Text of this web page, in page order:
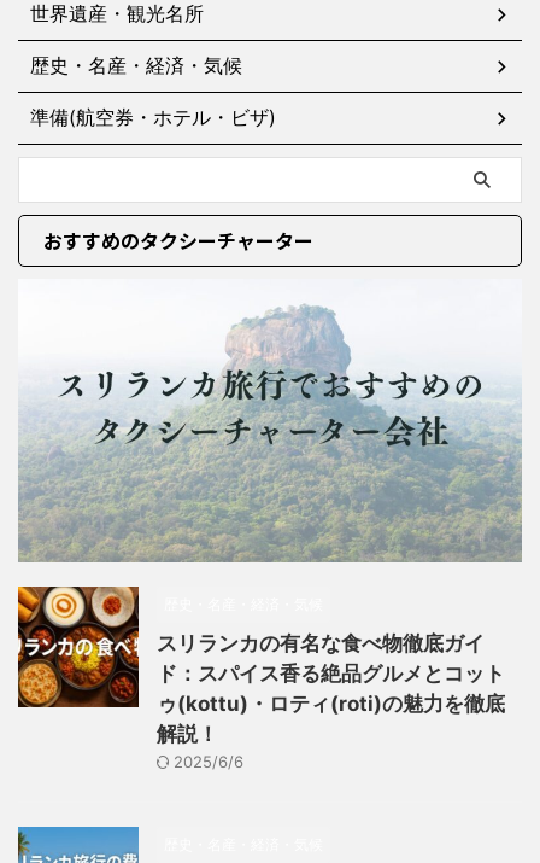
世界遺産・観光名所
歴史・名産・経済・気候
準備(航空券・ホテル・ビザ)
おすすめのタクシーチャーター
スリランカの有名な食べ物徹底ガイ
ド：スパイス香る絶品グルメとコット
ゥ(kottu)・ロティ(roti)の魅力を徹底
解説！
2025/6/6